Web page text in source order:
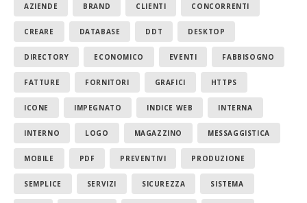
AZIENDE BRAND CLIENTI CONCORRENTI
CREARE DATABASE DDT DESKTOP
DIRECTORY ECONOMICO EVENTI FABBISOGNO
FATTURE FORNITORI GRAFICI HTTPS
ICONE IMPEGNATO INDICE WEB INTERNA
INTERNO LOGO MAGAZZINO MESSAGGISTICA
MOBILE PDF PREVENTIVI PRODUZIONE
SEMPLICE SERVIZI SICUREZZA SISTEMA